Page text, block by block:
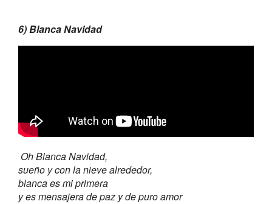
6) Blanca Navidad
Oh Blanca Navidad,
sueño y con la nieve alrededor,
blanca es mi primera
y es mensajera de paz y de puro amor